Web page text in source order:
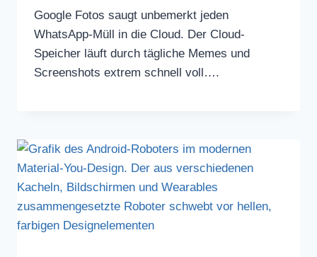
Google Fotos saugt unbemerkt jeden
WhatsApp-Müll in die Cloud. Der Cloud-
Speicher läuft durch tägliche Memes und
Screenshots extrem schnell voll….